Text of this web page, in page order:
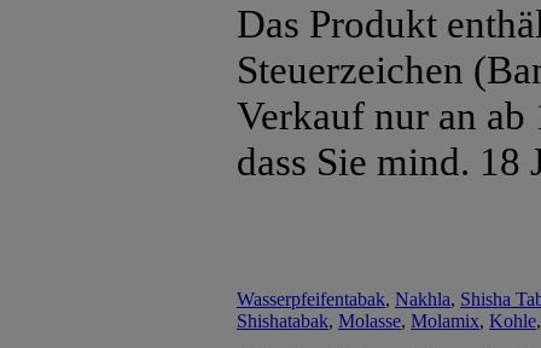
Das Produkt
Steuerzeichen
Verkauf nur an ab
dass Sie mind. 18
Wasserpfeifentabak, Nakhla, Shisha
Shishatabak, Molasse, Molamix, Kohle